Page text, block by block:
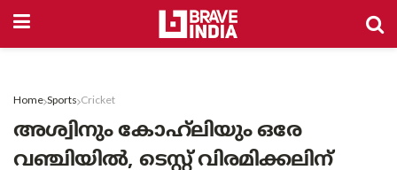
Home Sports Cricket
അശ്വിനും കോഹ്‌ലിയും ഒരേ
വഞ്ചിയിൽ, ടെസ്റ്റ് വിരമിക്കലിന്